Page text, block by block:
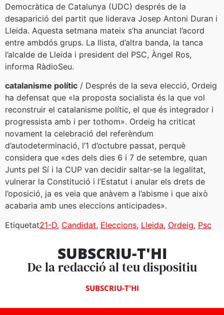
Democràtica de Catalunya (UDC) després de la
desaparició del partit que liderava Josep Antoni Duran i
Lleida. Aquesta setmana mateix s’ha anunciat l’acord
entre ambdós grups. La llista, d’altra banda, la tanca
l’alcalde de Lleida i president del PSC, Àngel Ros,
informa RàdioSeu.
catalanisme polític / Després de la seva elecció, Ordeig
ha defensat que «la proposta socialista és la que vol
reconstruir el catalanisme polític, el que és integrador i
progressista amb i per tothom». Ordeig ha criticat
novament la celebració del referèndum
d’autodeterminació, l’1 d’octubre passat, perquè
considera que «des dels dies 6 i 7 de setembre, quan
Junts pel Sí i la CUP van decidir saltar-se la legalitat,
vulnerar la Constitució i l’Estatut i anular els drets de
l’oposició, ja es veia que anàvem a l’abisme i que això
acabaria amb unes eleccions anticipades».
Etiquetat21-D, Candidat, Eleccions, Lleida, Ordeig, Psc
SUBSCRIU-T'HI
De la redacció al teu dispositiu
SUBSCRIU-T'HI